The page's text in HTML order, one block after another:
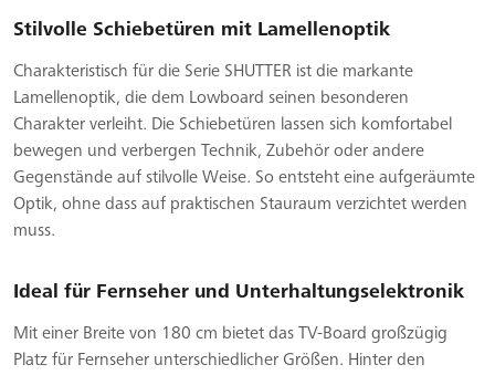
Stilvolle Schiebetüren mit Lamellenoptik
Charakteristisch für die Serie SHUTTER ist die markante
Lamellenoptik, die dem Lowboard seinen besonderen
Charakter verleiht. Die Schiebetüren lassen sich komfortabel
bewegen und verbergen Technik, Zubehör oder andere
Gegenstände auf stilvolle Weise. So entsteht eine aufgeräumte
Optik, ohne dass auf praktischen Stauraum verzichtet werden
muss.
Ideal für Fernseher und Unterhaltungselektronik
Mit einer Breite von 180 cm bietet das TV-Board großzügig
Platz für Fernseher unterschiedlicher Größen. Hinter den